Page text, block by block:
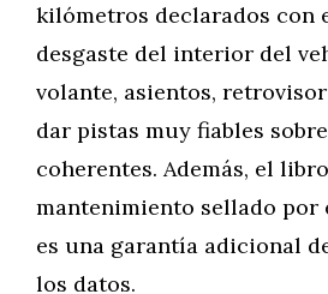
kilómetros declarados con
desgaste del interior del
volante, asientos,
dar pistas muy fiables
coherentes. Además, el
mantenimiento sellado
es una garantía adicional
los datos.